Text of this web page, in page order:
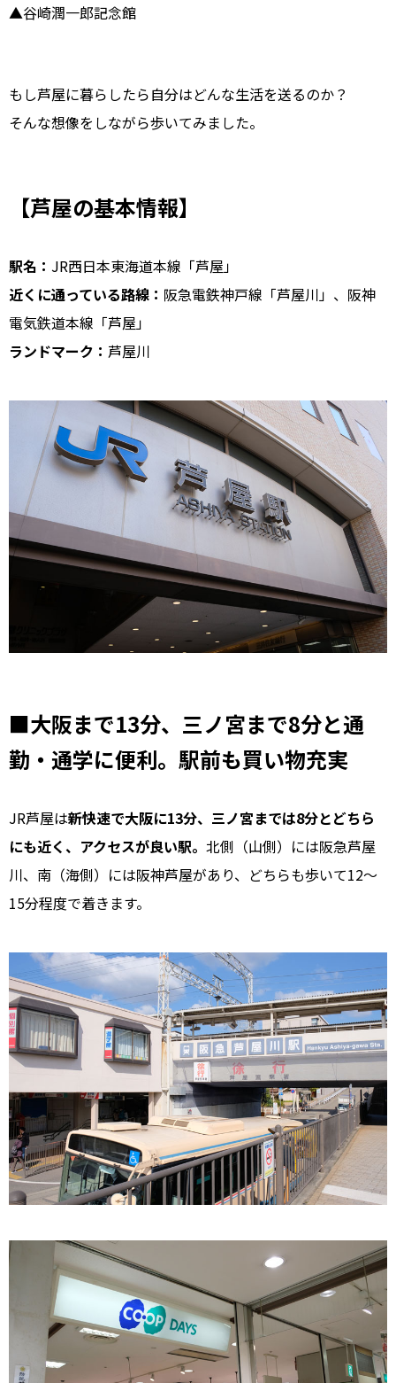
▲谷崎潤一郎記念館
もし芦屋に暮らしたら自分はどんな生活を送るのか？
そんな想像をしながら歩いてみました。
【芦屋の基本情報】
駅名： JR西日本東海道本線「芦屋」
近くに通っている路線： 阪急電鉄神戸線「芦屋川」、阪神
電気鉄道本線「芦屋」
ランドマーク： 芦屋川
■大阪まで13分、三ノ宮まで8分と通
勤・通学に便利。駅前も買い物充実
JR芦屋は新快速で大阪に13分、三ノ宮までは8分とどちら
にも近く、アクセスが良い駅。 北側（山側）には阪急芦屋
川、南（海側）には阪神芦屋があり、どちらも歩いて12〜
15分程度で着きます。